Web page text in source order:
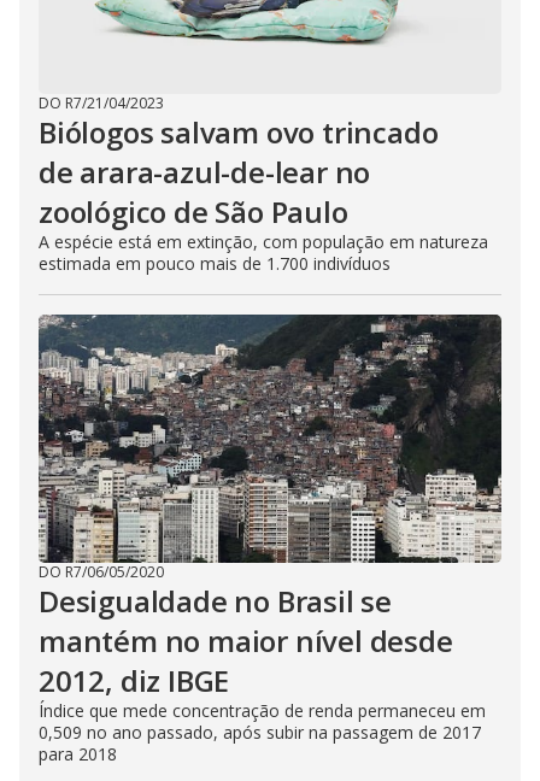
DO R7/21/04/2023
Biólogos salvam ovo trincado
de arara-azul-de-lear no
zoológico de São Paulo
A espécie está em extinção, com população em natureza
estimada em pouco mais de 1.700 indivíduos
DO R7/06/05/2020
Desigualdade no Brasil se
mantém no maior nível desde
2012, diz IBGE
Índice que mede concentração de renda permaneceu em
0,509 no ano passado, após subir na passagem de 2017
para 2018